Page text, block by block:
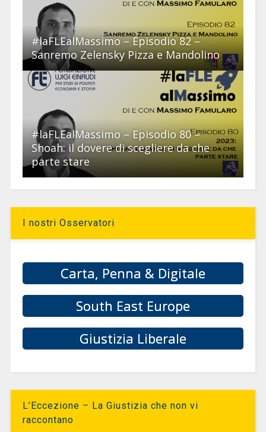
#laFLEalMassimo – Episodio 82 –
Sanremo Zelensky Pizza e Mandolino
#laFLEalMassimo – Episodio 80 –
Shoah: il dovere di scegliere da che
parte stare
I nostri Osservatori
Carta, Penna & Digitale
South East Europe
Giustizia Liberale
L’Eccezione – La Giustizia che non vi
raccontano